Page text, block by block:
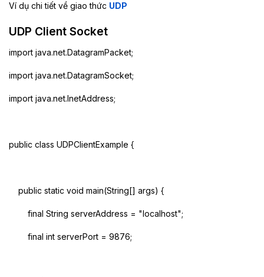
Ví dụ chi tiết về giao thức UDP
UDP Client Socket
import java.net.DatagramPacket;
import java.net.DatagramSocket;
import java.net.InetAddress;
public class UDPClientExample {
public static void main(String[] args) {
final String serverAddress = "localhost";
final int serverPort = 9876;